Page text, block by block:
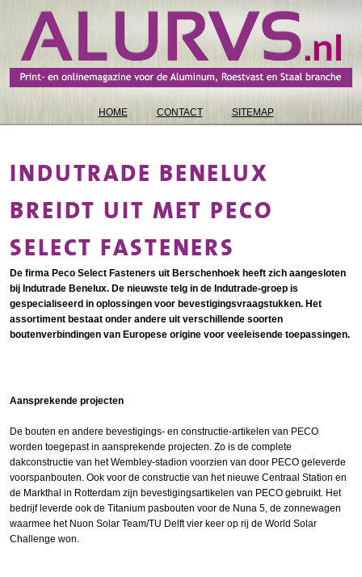
HOME CONTACT SITEMAP
INDUTRADE BENELUX
BREIDT UIT MET PECO
SELECT FASTENERS
De firma Peco Select Fasteners uit Berschenhoek heeft zich aangesloten
bij Indutrade Benelux. De nieuwste telg in de Indutrade-groep is
gespecialiseerd in oplossingen voor bevestigingsvraagstukken. Het
assortiment bestaat onder andere uit verschillende soorten
boutenverbindingen van Europese origine voor veeleisende toepassingen.
Aansprekende projecten
De bouten en andere bevestigings- en constructie-artikelen van PECO
worden toegepast in aansprekende projecten. Zo is de complete
dakconstructie van het Wembley-stadion voorzien van door PECO geleverde
voorspanbouten. Ook voor de constructie van het nieuwe Centraal Station en
de Markthal in Rotterdam zijn bevestigingsartikelen van PECO gebruikt. Het
bedrijf leverde ook de Titanium pasbouten voor de Nuna 5, de zonnewagen
waarmee het Nuon Solar Team/TU Delft vier keer op rij de World Solar
Challenge won.